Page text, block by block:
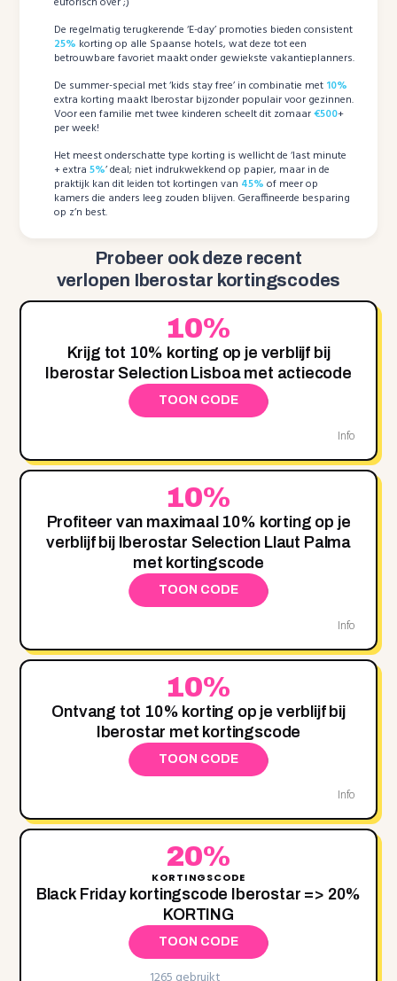
De regelmatig terugkerende ‘E-day’ promoties bieden consistent
25% korting op alle Spaanse hotels, wat deze tot een
betrouwbare favoriet maakt onder gewiekste vakantieplanners.
De summer-special met ‘kids stay free’ in combinatie met 10%
extra korting maakt Iberostar bijzonder populair voor gezinnen.
Voor een familie met twee kinderen scheelt dit zomaar€500+
per week!
Het meest onderschatte type korting is wellicht de ‘last minute
+ extra5%’ deal; niet indrukwekkend op papier, maar in de
praktijk kan dit leiden tot kortingen van 45% of meer op
kamers die anders leeg zouden blijven. Geraffineerde besparing
op z’n best.
Probeer ook deze recent
verlopen Iberostar kortingscodes
10%
Krijg tot 10% korting op je verblijf bij
Iberostar Selection Lisboa met actiecode
TOON CODE
Info
10%
Profiteer van maximaal 10% korting op je
verblijf bij Iberostar Selection Llaut Palma
met kortingscode
TOON CODE
Info
10%
Ontvang tot 10% korting op je verblijf bij
Iberostar met kortingscode
TOON CODE
Info
20%
KORTINGSCODE
Black Friday kortingscode Iberostar => 20%
KORTING
TOON CODE